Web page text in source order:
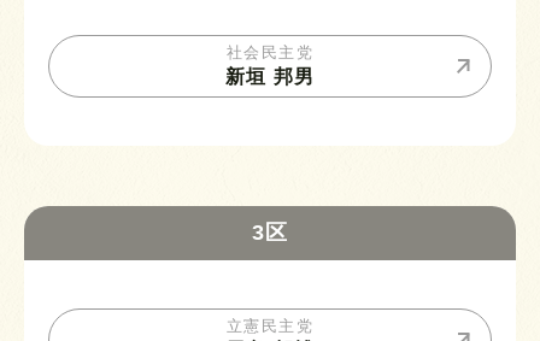
社会民主党
新垣 邦男
3区
立憲民主党